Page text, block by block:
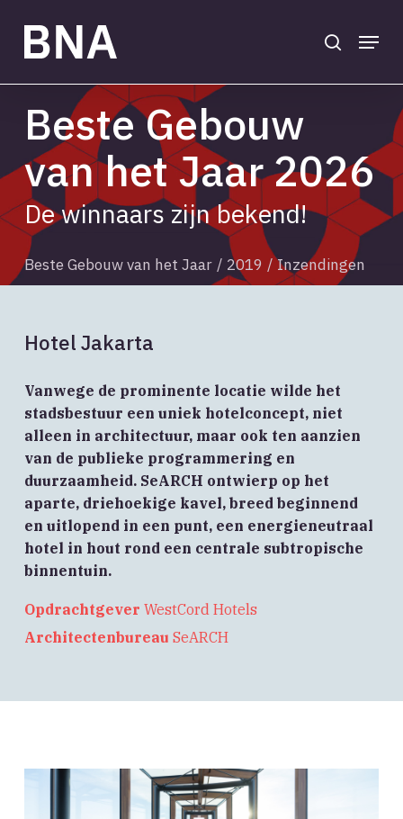
main
Menu
Beste Gebouw
van het Jaar 2026
De winnaars zijn bekend!
Beste Gebouw van het Jaar / 2019 /Inzendingen
Hotel Jakarta
Vanwege de prominente locatie wilde het
stadsbestuur een uniek hotelconcept, niet
alleen in architectuur, maar ook ten aanzien
van de publieke programmering en
duurzaamheid. SeARCH ontwierp op het
aparte, driehoekige kavel, breed beginnend
en uitlopend in een punt, een energieneutraal
hotel in hout rond een centrale subtropische
binnentuin.
Opdrachtgever WestCord Hotels
Architectenbureau SeARCH
Close